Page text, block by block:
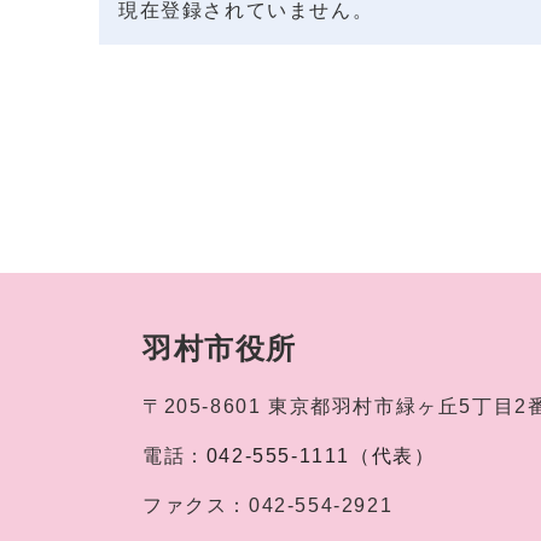
現在登録されていません。
羽村市役所
〒205-8601 東京都羽村市緑ヶ丘5丁目2
電話： 042-555-1111（代表）
ファクス： 042-554-2921